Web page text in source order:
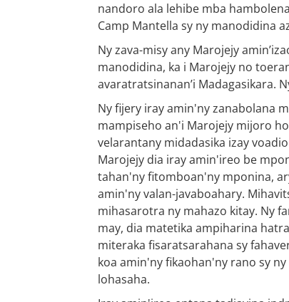
nandoro ala lehibe mba
Camp Mantella sy ny manodidina
Ny zava-misy any Marojejy
manodidina, ka i Marojejy no
avaratratsinanan’i Madagasikara.
Ny fijery iray amin'ny zanabolana
mampiseho an'i Marojejy mijoro
velarantany midadasika izay
Marojejy dia iray amin'ireo be
tahan'ny fitomboan'ny mponina,
amin'ny valan-javaboahary.
mihasarotra ny mahazo kitay. Ny
may, dia matetika ampiharina
miteraka fisaratsarahana sy
koa amin'ny fikaohan'ny rano sy
lohasaha.